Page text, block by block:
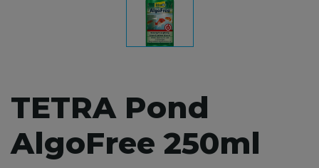
TETRA Pond
AlgoFree 250ml